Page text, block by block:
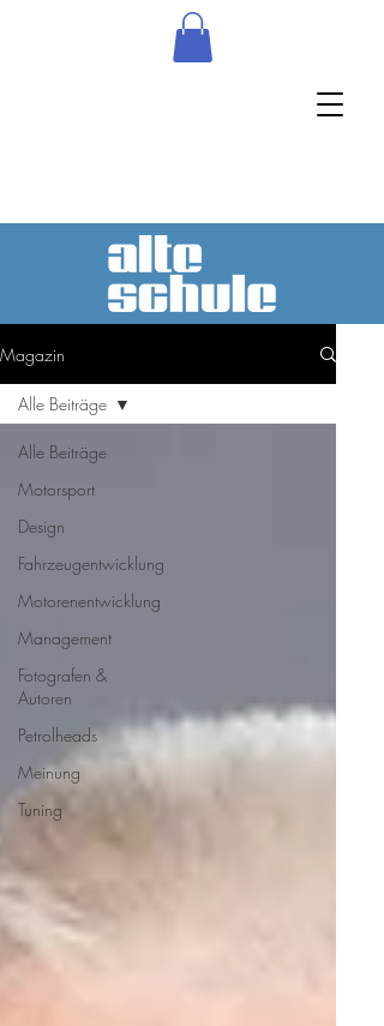
Magazin
Alle Beiträge
Motorsport
Design
Fahrzeugentwicklung
Motorenentwicklung
Management
Fotografen &
Autoren
Petrolheads
Meinung
Tuning
Alle Beiträge